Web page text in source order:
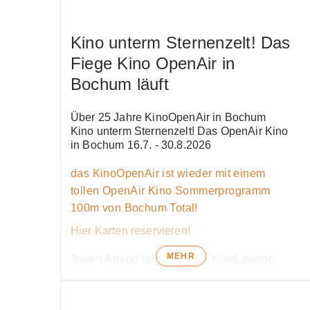
über 60 kostenlosen Streams in der
myBOB App, von Hardrock, Punkrock,
80er Rock, über Power Metal, Thrash-
NRW-Stream. Aber jetzt wird erstmal tief
im Westen gemeinsam gerockt!
Kino unterm Sternenzelt! Das
Fiege Kino OpenAir in
Bochum läuft
Über 25 Jahre KinoOpenAir in Bochum
Kino unterm Sternenzelt! Das OpenAir Kino
in Bochum 16.7. - 30.8.2026
das KinoOpenAir ist wieder mit einem
tollen OpenAir Kino Sommerprogramm
100m von Bochum Total!
Hier Karten reservieren!
Jeden Abend gibt es in der KinoLounge
MEHR